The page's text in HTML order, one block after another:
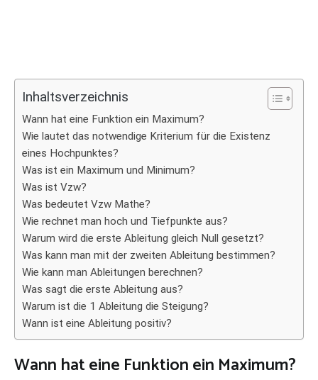
Inhaltsverzeichnis
Wann hat eine Funktion ein Maximum?
Wie lautet das notwendige Kriterium für die Existenz
eines Hochpunktes?
Was ist ein Maximum und Minimum?
Was ist Vzw?
Was bedeutet Vzw Mathe?
Wie rechnet man hoch und Tiefpunkte aus?
Warum wird die erste Ableitung gleich Null gesetzt?
Was kann man mit der zweiten Ableitung bestimmen?
Wie kann man Ableitungen berechnen?
Was sagt die erste Ableitung aus?
Warum ist die 1 Ableitung die Steigung?
Wann ist eine Ableitung positiv?
Wann hat eine Funktion ein Maximum?